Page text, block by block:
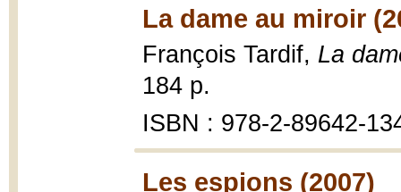
La dame au miroir
François Tardif, La
184 p.
ISBN : 978-2-89642-
Les espions (2007)